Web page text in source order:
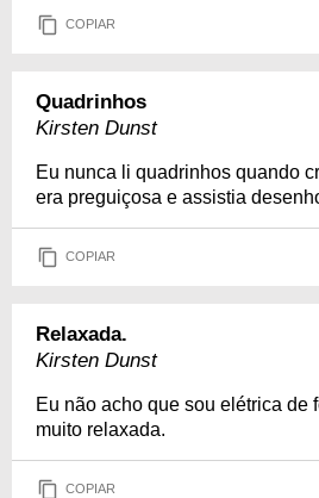
COPIAR
Quadrinhos
Kirsten Dunst
Eu nunca li quadrinhos quando
era preguiçosa e assistia
COPIAR
Relaxada.
Kirsten Dunst
Eu não acho que sou elétrica de
muito relaxada.
COPIAR